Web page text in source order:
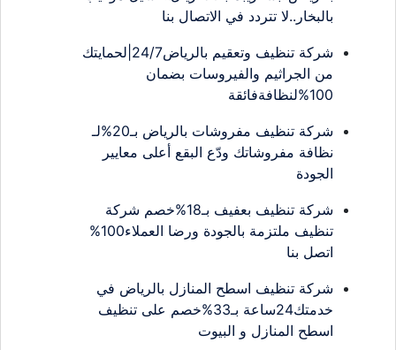
بالبخار..لا تتردد في الاتصال بنا
شركة تنظيف وتعقيم بالرياض24/7|لحمايتك
من الجراثيم والفيروسات بضمان
100%لنظافةفائقة
شركة تنظيف مفروشات بالرياض بـ20%لـ
نظافة مفروشاتك ودّع البقع أعلى معايير
الجودة
شركة تنظيف بعفيف بـ18%خصم شركة
تنظيف ملتزمة بالجودة ورضا العملاء100%
اتصل بنا
شركة تنظيف اسطح المنازل بالرياض في
خدمتك24ساعة بـ33%خصم على تنظيف
اسطح المنازل و البيوت